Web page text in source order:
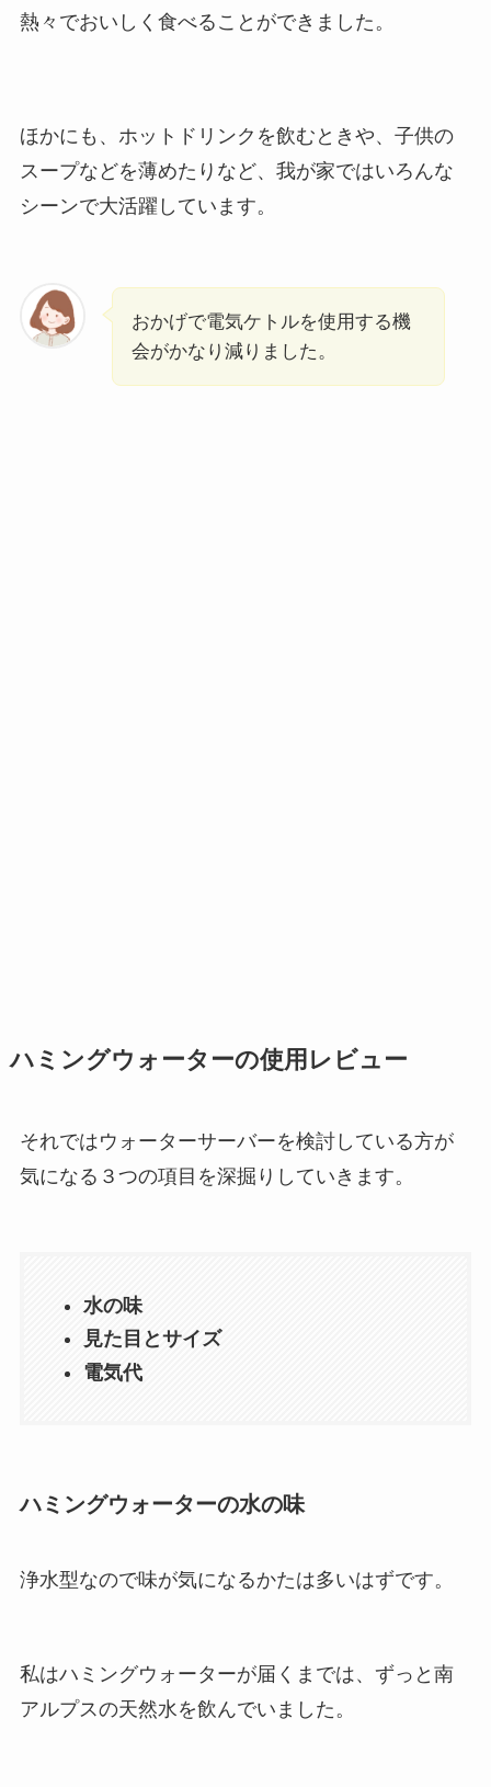
熱々でおいしく食べることができました。
ほかにも、ホットドリンクを飲むときや、子供の
スープなどを薄めたりなど、我が家ではいろんな
シーンで大活躍しています。
おかげで電気ケトルを使用する機
会がかなり減りました。
ハミングウォーターの使用レビュー
それではウォーターサーバーを検討している方が
気になる３つの項目を深掘りしていきます。
水の味
見た目とサイズ
電気代
ハミングウォーターの水の味
浄水型なので味が気になるかたは多いはずです。
私はハミングウォーターが届くまでは、ずっと南
アルプスの天然水を飲んでいました。